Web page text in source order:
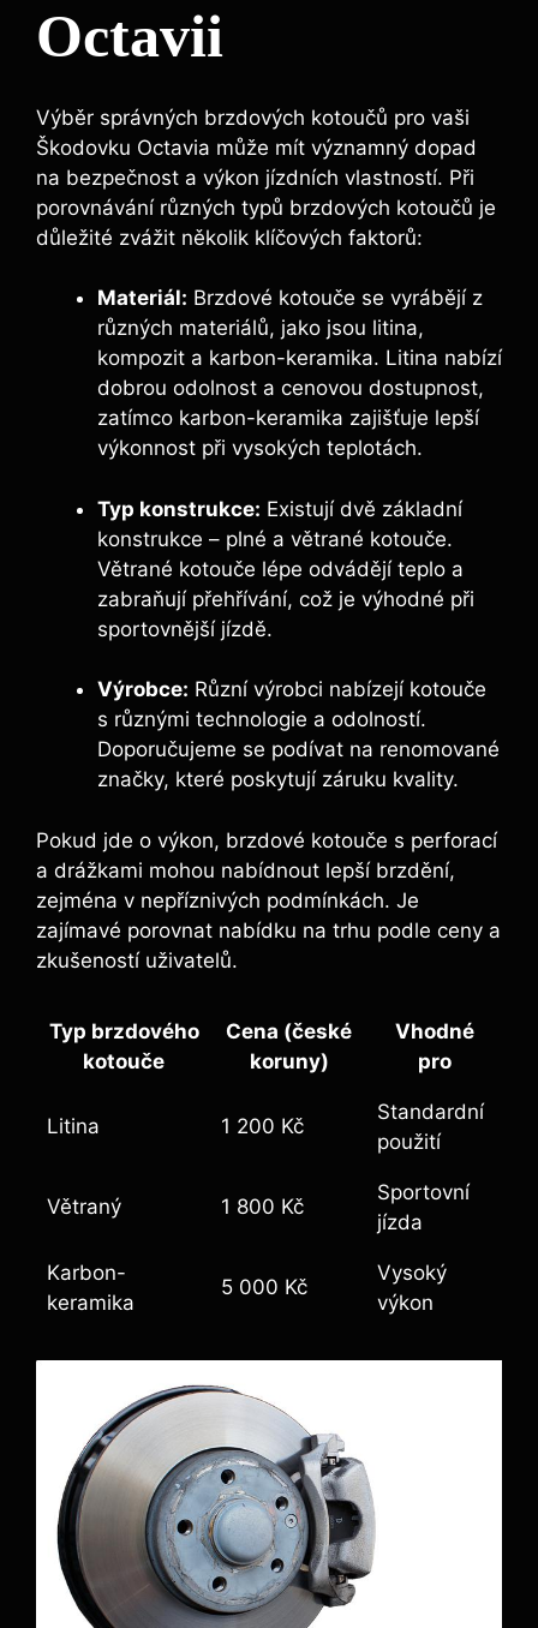
Octavii
Výběr správných brzdových kotoučů pro vaši
Škodovku Octavia může mít významný dopad
na bezpečnost a výkon jízdních vlastností. Při
porovnávání různých typů brzdových kotoučů je
důležité zvážit několik klíčových faktorů:
Materiál: Brzdové kotouče se vyrábějí z
různých materiálů, jako jsou litina,
kompozit a karbon-keramika. Litina nabízí
dobrou odolnost a cenovou dostupnost,
zatímco karbon-keramika zajišťuje lepší
výkonnost při vysokých teplotách.
Typ konstrukce: Existují dvě základní
konstrukce – plné a větrané kotouče.
Větrané kotouče lépe odvádějí teplo a
zabraňují přehřívání, což je výhodné při
sportovnější jízdě.
Výrobce: Různí výrobci nabízejí kotouče
s různými technologie a odolností.
Doporučujeme se podívat na renomované
značky, které poskytují záruku kvality.
Pokud jde o výkon, brzdové kotouče s perforací
a drážkami mohou nabídnout lepší brzdění,
zejména v nepříznivých podmínkách. Je
zajímavé porovnat nabídku na trhu podle ceny a
zkušeností uživatelů.
Typ brzdového
kotouče
Cena (české
koruny)
Vhodné
pro
Litina 1 200 Kč
Standardní
použití
Větraný 1 800 Kč
Sportovní
jízda
Karbon-
keramika
5 000 Kč
Vysoký
výkon